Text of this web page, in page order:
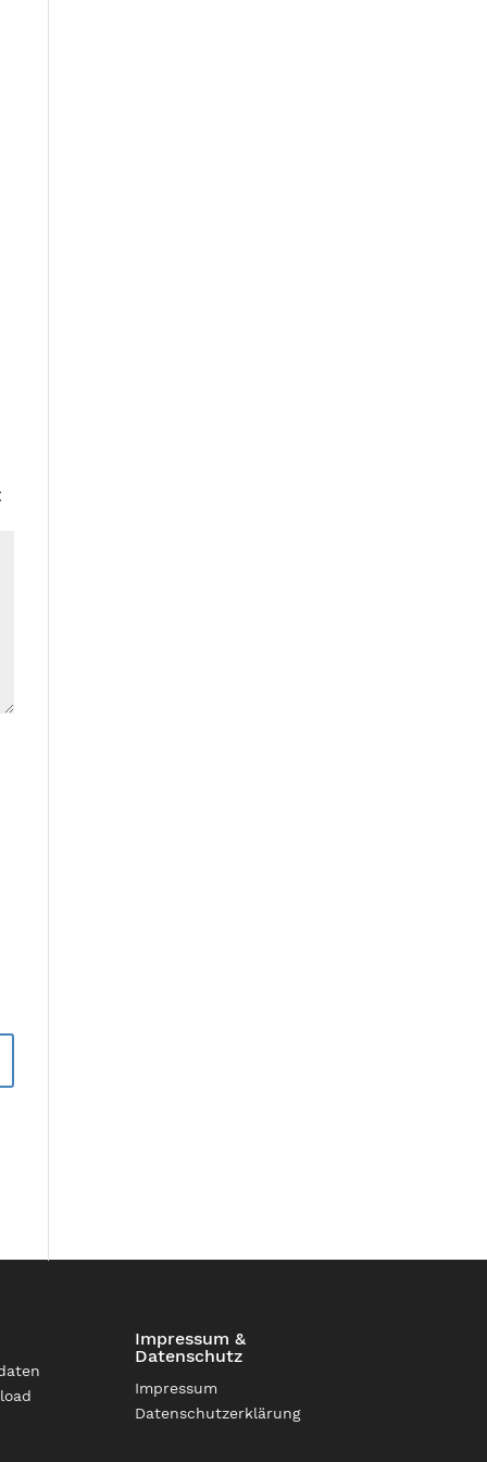
Impressum &
Datenschutz
Impressum
Datenschutzerklärung